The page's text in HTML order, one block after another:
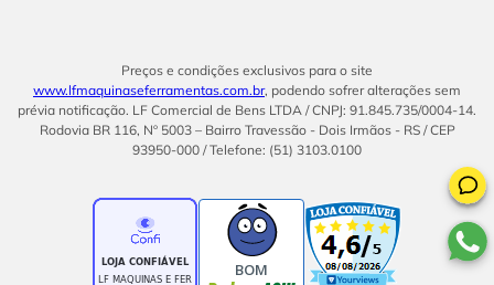
Preços e condições exclusivos para o site
www.lfmaquinaseferramentas.com.br, podendo sofrer alterações sem
prévia notificação. LF Comercial de Bens LTDA / CNPJ: 91.845.735/0004-14.
Rodovia BR 116, Nº 5003 – Bairro Travessão - Dois Irmãos - RS / CEP
93950-000 / Telefone: (51) 3103.0100
BOM